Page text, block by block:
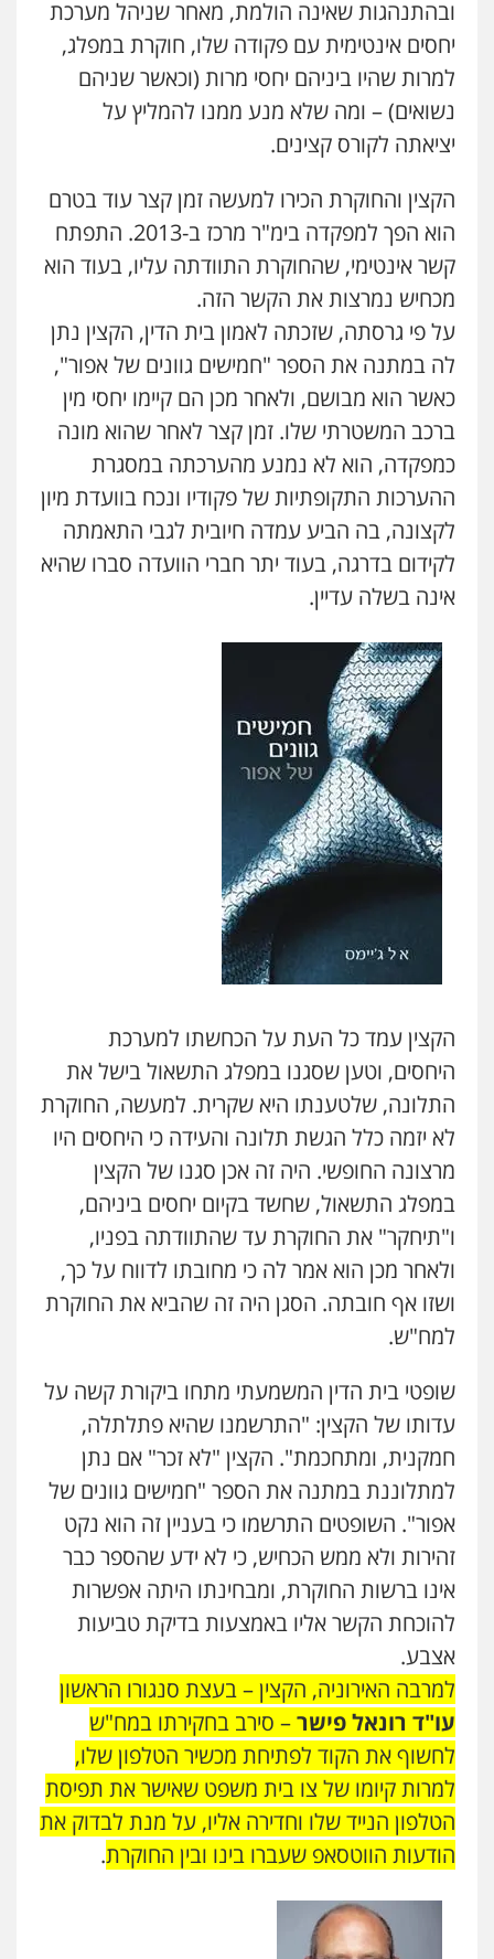
ובהתנהגות שאינה הולמת, מאחר שניהל מערכת
יחסים אינטימית עם פקודה שלו, חוקרת במפלג,
למרות שהיו ביניהם יחסי מרות (וכאשר שניהם
נשואים) – ומה שלא מנע ממנו להמליץ על
יציאתה לקורס קצינים.
הקצין והחוקרת הכירו למעשה זמן קצר עוד בטרם
הוא הפך למפקדה בימ"ר מרכז ב-2013. התפתח
קשר אינטימי, שהחוקרת התוודתה עליו, בעוד הוא
מכחיש נמרצות את הקשר הזה.
על פי גרסתה, שזכתה לאמון בית הדין, הקצין נתן
לה במתנה את הספר "חמישים גוונים של אפור",
כאשר הוא מבושם, ולאחר מכן הם קיימו יחסי מין
ברכב המשטרתי שלו. זמן קצר לאחר שהוא מונה
כמפקדה, הוא לא נמנע מהערכתה במסגרת
ההערכות התקופתיות של פקודיו ונכח בוועדת מיון
לקצונה, בה הביע עמדה חיובית לגבי התאמתה
לקידום בדרגה, בעוד יתר חברי הוועדה סברו שהיא
אינה בשלה עדיין.
הקצין עמד כל העת על הכחשתו למערכת
היחסים, וטען שסגנו במפלג התשאול בישל את
התלונה, שלטענתו היא שקרית. למעשה, החוקרת
לא יזמה כלל הגשת תלונה והעידה כי היחסים היו
מרצונה החופשי. היה זה אכן סגנו של הקצין
במפלג התשאול, שחשד בקיום יחסים ביניהם,
ו"תיחקר" את החוקרת עד שהתוודתה בפניו,
ולאחר מכן הוא אמר לה כי מחובתו לדווח על כך,
ושזו אף חובתה. הסגן היה זה שהביא את החוקרת
למח"ש.
שופטי בית הדין המשמעתי מתחו ביקורת קשה על
עדותו של הקצין: "התרשמנו שהיא פתלתלה,
חמקנית, ומתחכמת". הקצין "לא זכר" אם נתן
למתלוננת במתנה את הספר "חמישים גוונים של
אפור". השופטים התרשמו כי בעניין זה הוא נקט
זהירות ולא ממש הכחיש, כי לא ידע שהספר כבר
אינו ברשות החוקרת, ומבחינתו היתה אפשרות
להוכחת הקשר אליו באמצעות בדיקת טביעות
אצבע.
למרבה האירוניה, הקצין – בעצת סנגורו הראשון
עו"ד רונאל פישר– סירב בחקירתו במח"ש
לחשוף את הקוד לפתיחת מכשיר הטלפון שלו,
למרות קיומו של צו בית משפט שאישר את תפיסת
הטלפון הנייד שלו וחדירה אליו, על מנת לבדוק את
הודעות הווטסאפ שעברו בינו ובין החוקרת.